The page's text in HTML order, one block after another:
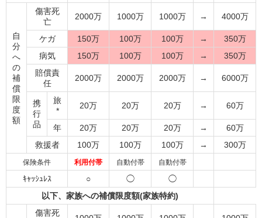
自
分
へ
の
補
償
限
度
額
傷害死
亡
2000万 1000万 1000万 → 4000万
ケガ 150万 100万 100万 →
350万
病気
150万 100万 100万 →
350万
賠償責
任
2000万 2000万 2000万 → 6000万
携
行
品
旅
*
20万 20万 20万 → 60万
年 20万 20万 20万 →
60万
救援者
100万 100万 100万 → 300万
保険条件 利用付帯 自動付帯 自動付帯
ｷｬｯｼｭﾚｽ ○ ◯
◯
以下、家族への補償限度額(家族特約)
傷害死